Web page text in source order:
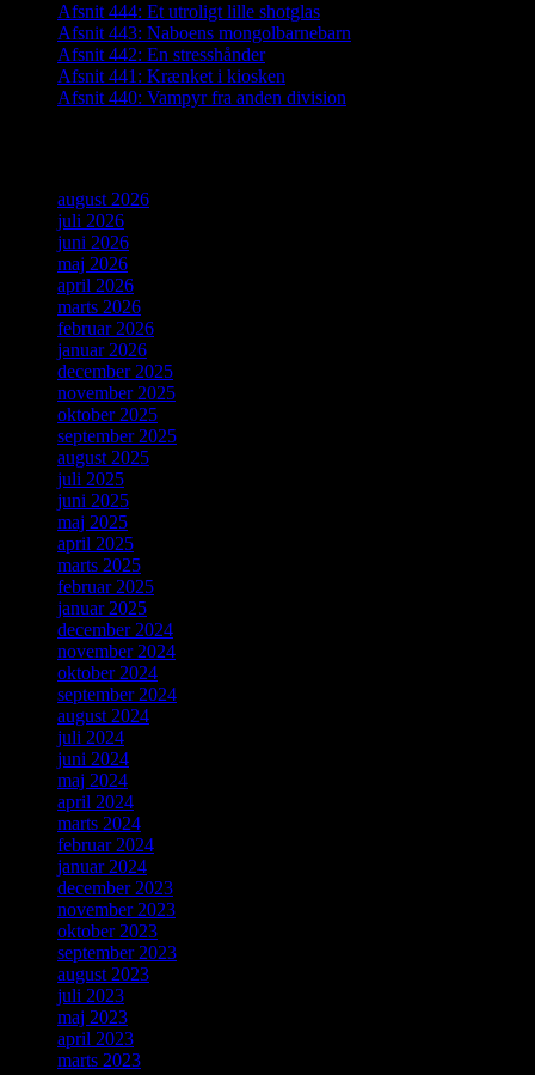
Afsnit 444: Et utroligt lille shotglas
Afsnit 443: Naboens mongolbarnebarn
Afsnit 442: En stresshånder
Afsnit 441: Krænket i kiosken
Afsnit 440: Vampyr fra anden division
august 2026
juli 2026
juni 2026
maj 2026
april 2026
marts 2026
februar 2026
januar 2026
december 2025
november 2025
oktober 2025
september 2025
august 2025
juli 2025
juni 2025
maj 2025
april 2025
marts 2025
februar 2025
januar 2025
december 2024
november 2024
oktober 2024
september 2024
august 2024
juli 2024
juni 2024
maj 2024
april 2024
marts 2024
februar 2024
januar 2024
december 2023
november 2023
oktober 2023
september 2023
august 2023
juli 2023
maj 2023
april 2023
marts 2023